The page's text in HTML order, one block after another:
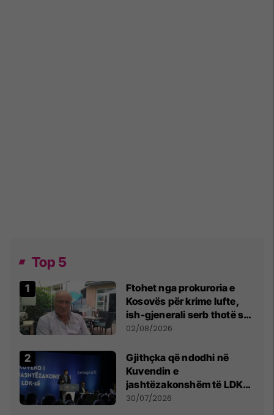
Top 5
Ftohet nga prokuroria e
Kosovës për krime lufte,
ish-gjenerali serb thotë se
dikush e tradhtoi në
02/08/2026
Gjithçka që ndodhi në
Kuvendin e
jashtëzakonshëm të LDK-
së
30/07/2026